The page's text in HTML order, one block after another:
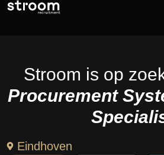
Stroom is op
Procurement
Eindhoven